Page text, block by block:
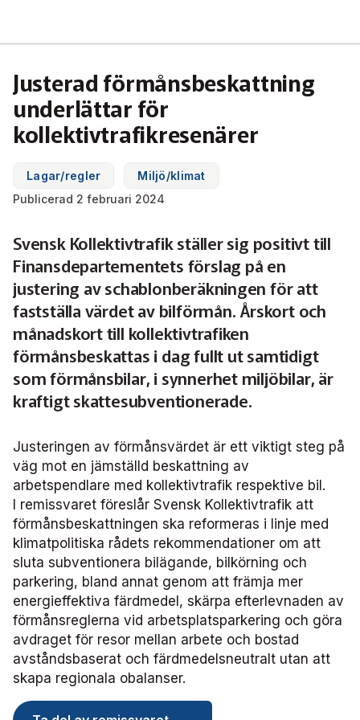
Tillsammans blir vi smartare
Medlemmar
Affärs­nätverket
Biljettkontroll­
Bussdepå­
Chefer
Försäljning
Järnväg
Kommunikation
Miljö­
Serviceresor
Tillgänglighet
Trafikutveckling
Trygghet och säkerhet
Användare Anbaro
Tjänster och verktyg
Partner­samverkan
Skolskjutsen.se
Studentkonceptet
FRIDA miljö- och fordonsdatabas
Associerade medlemmar
Bli associerad medlem
Medlemszon
Affärs­nätverket
Affärs­nätverket 2025
Affärs­nätverket 2024
Affärs­nätverket 2023
Affärs­nätverket 2022
Användargrupp Anbaro
Användargrupp förarcertifiering Buss
Nationellt material Buss
Lokalt material Buss
Användarträffar buss
Användargrupp förarcertifiering Serviceresor
Nationellt material Serviceresor
Lokalt material Serviceresor
Användarträffar
Användargrupp Kollbar
Biljettkontroll­nätverket
Biljettkontroll­nätverket 2026
Biljettkontroll­nätverket 2025
Bussdepå­nätverket
Bussdepå­nätverket 2025
Chefs­nätverket
Fakta & statistik
Det här är kollektivtrafiken
Fakta om kollektivtrafiken
Järnväg
Miljö och klimat
Samhällsnytta
Serviceresor
Utbildning & Karriär
Webbinarier
Våra utbildningar
Yrke och skola
Personalförsörjning
Attraktivare kollektivtrafik­bransch
Så här tycker vi
Nyheter
Debattartiklar
Frågor vi driver
Rapporter
Kollektivtrafikens bidrag till transportsektorns klimatmål
Remissvar
Aktiviteter och event
Almedalen
Persontrafik
A-Ö
Om oss
121 års erfarenhet
Organisation
Kontakta oss
Information om kundfakturor
Kalender Press In English Sök
Stäng
Justerad förmånsbeskattning
underlättar för
kollektivtrafikresenärer
Lagar/regler
Miljö/klimat
Publicerad 2 februari 2024
Svensk Kollektivtrafik ställer sig positivt till
Finansdepartementets förslag på en
justering av schablonberäkningen för att
fastställa värdet av bilförmån. Årskort och
månadskort till kollektivtrafiken
förmånsbeskattas i dag fullt ut samtidigt
som förmånsbilar, i synnerhet miljöbilar, är
kraftigt skattesubventionerade.
Justeringen av förmånsvärdet är ett viktigt steg på
väg mot en jämställd beskattning av
arbetspendlare med kollektivtrafik respektive bil.
I remissvaret föreslår Svensk Kollektivtrafik att
förmånsbeskattningen ska reformeras i linje med
klimatpolitiska rådets rekommendationer om att
sluta subventionera bilägande, bilkörning och
parkering, bland annat genom att främja mer
energieffektiva färdmedel, skärpa efterlevnaden av
förmånsreglerna vid arbetsplatsparkering och göra
avdraget för resor mellan arbete och bostad
avståndsbaserat och färdmedelsneutralt utan att
skapa regionala obalanser.